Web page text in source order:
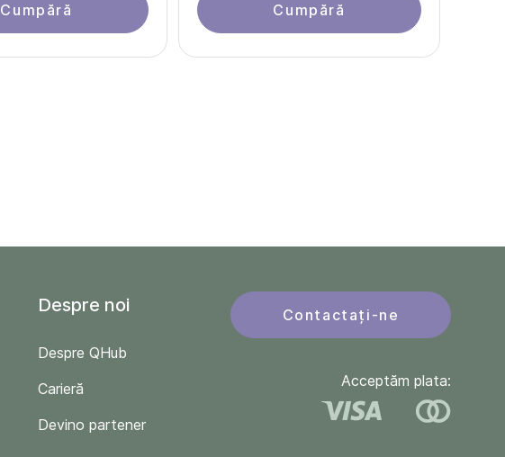
Cumpără Cumpără
Despre noi
Despre QHub
Carieră
Devino partener
Contactați-ne
Acceptăm plata: